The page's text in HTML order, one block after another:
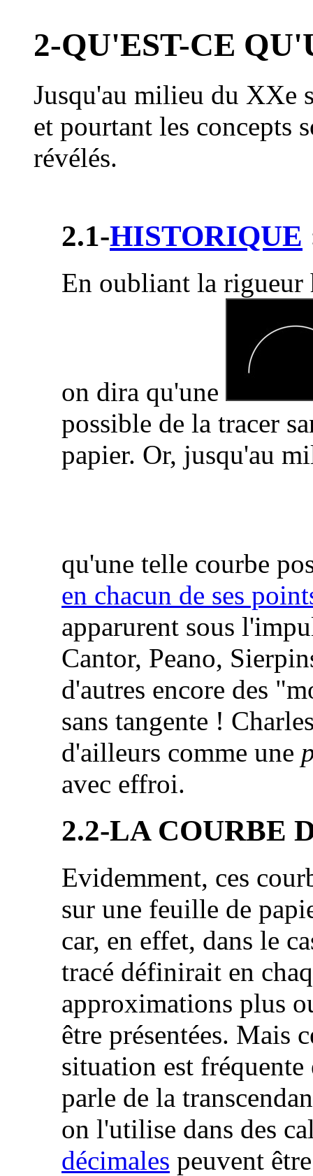
2-QU'EST-CE
Jusqu'au milieu du XXe
et pourtant les concepts
révélés.
2.1-HISTORIQUE
En oubliant la rigueur
on dira qu'une
possible de la tracer
papier. Or, jusqu'au
qu'une telle courbe
en chacun de ses
apparurent sous
Cantor, Peano,
d'autres encore des
sans tangente !
d'ailleurs comme une
avec effroi.
2.2-LA COURBE
Evidemment, ces
sur une feuille de
car, en effet, dans le
tracé définirait en
approximations plus
être présentées. Mais
situation est
parle de la
on l'utilise dans des
décimales peuvent